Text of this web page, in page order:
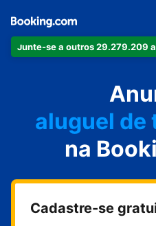
Junte-se a outros 29.279.209
seu
seu
aluguel de
sua
sua
na
Cadastre-se